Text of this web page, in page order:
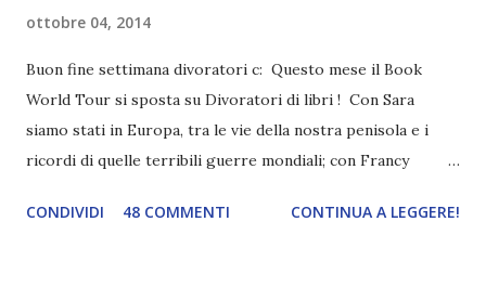
ottobre 04, 2014
Buon fine settimana divoratori c: Questo mese il Book
World Tour si sposta su Divoratori di libri ! Con Sara
siamo stati in Europa, tra le vie della nostra penisola e i
ricordi di quelle terribili guerre mondiali; con Francy
abbiamo vagato nella savana. Ora preparate le valigie che si
CONDIVIDI 48 COMMENTI CONTINUA A LEGGERE!